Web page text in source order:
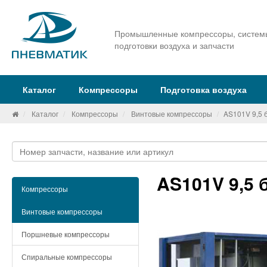
Промышленные компрессоры,
подготовки воздуха и запчасти
Каталог Компрессоры Подготовка воздуха
Каталог Компрессоры Винтовые компрессоры AS101V 9,5
Компрессоры
Винтовые компрессоры
Поршневые компрессоры
Спиральные компрессоры
AS101V 9,5